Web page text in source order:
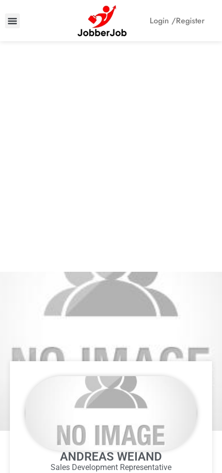
Login /Register
ANDREAS WEIAND
Sales Development Representative